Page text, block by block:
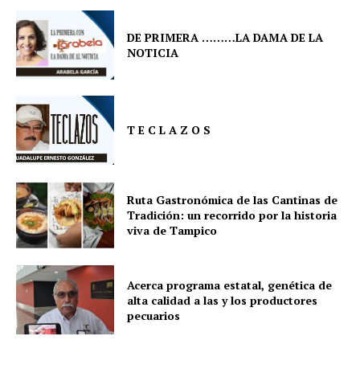
DE PRIMERA ………LA DAMA DE LA
NOTICIA
T E C L A Z O S
Ruta Gastronómica de las Cantinas de
Tradición: un recorrido por la historia
viva de Tampico
Acerca programa estatal, genética de
alta calidad a las y los productores
pecuarios